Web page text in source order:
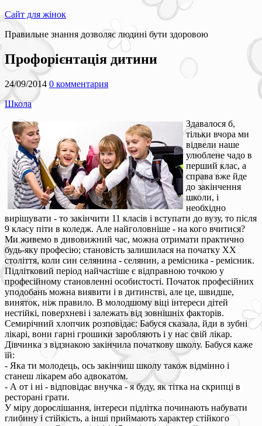
Сайт для жінок
Правильне знання дозволяє людині бути здоровою
Профорієнтація дитини
24/09/2014 0 комментария
Школа
Здавалося б,
тільки вчора ми
відвели наше
улюблене чадо в
перший клас, а
справа вже йде
до закінчення
школи, і
необхідно
вирішувати - то закінчити 11 класів і вступати до вузу, то після
9 класу піти в коледж. Але найголовніше - на кого вчитися?
Ми живемо в дивовижний час, можна отримати практично
будь-яку професію; становість залишилася на початку ХХ
століття, коли син селянина - селянин, а ремісника - ремісник.
Підлітковий період найчастіше є відправною точкою у
професійному становленні особистості. Початок професійних
уподобань можна виявити і в дитинстві, але це, швидше,
виняток, ніж правило. В молодшому віці інтереси дітей
нестійкі, поверхневі і залежать від зовнішніх факторів.
Семирічний хлопчик розповідає: Бабуся сказала, йди в зубні
лікарі, вони гарні грошики заробляють і у нас свій лікар.
Дівчинка з відзнакою закінчила початкову школу. Бабуся каже
їй:
- Яка ти молодець, ось закінчиш школу також відмінно і
станеш лікарем або адвокатом.
- А от і ні - відповідає внучка - я буду, як тітка на скрипці в
ресторані грати.
У міру дорослішання, інтереси підлітка починають набувати
глибину і стійкість, а інші приймають характер стійкого